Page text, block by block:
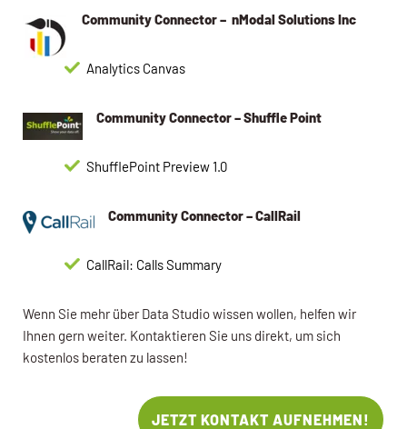
Community Connector – nModal Solutions Inc
Analytics Canvas
Community Connector – Shuffle Point
ShufflePoint Preview 1.0
Community Connector – CallRail
CallRail: Calls Summary
Wenn Sie mehr über Data Studio wissen wollen, helfen wir
Ihnen gern weiter. Kontaktieren Sie uns direkt, um sich
kostenlos beraten zu lassen!
JETZT KONTAKT AUFNEHMEN!